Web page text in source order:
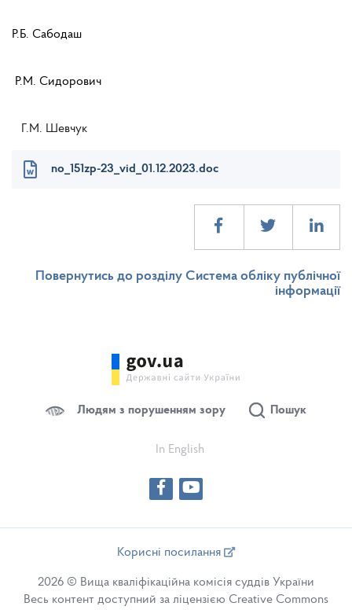
Р.Б. Сабодаш
Р.М. Сидорович
Г.М. Шевчук
no_151zp-23_vid_01.12.2023.doc
Повернутись до розділу Система обліку публічної
інформації
Людям з порушенням зору Пошук
In English
Корисні посилання
2026 © Вища кваліфікаційна комісія суддів України
Весь контент доступний за ліцензією Creative Commons